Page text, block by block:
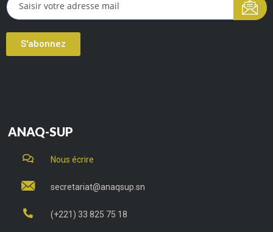
S'abonnez
ANAQ-SUP
Nous écrire
secretariat@anaqsup.sn
(+221) 33 825 75 18